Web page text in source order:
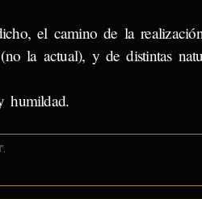
el camino de la
la actual), y de distintas
humildad.